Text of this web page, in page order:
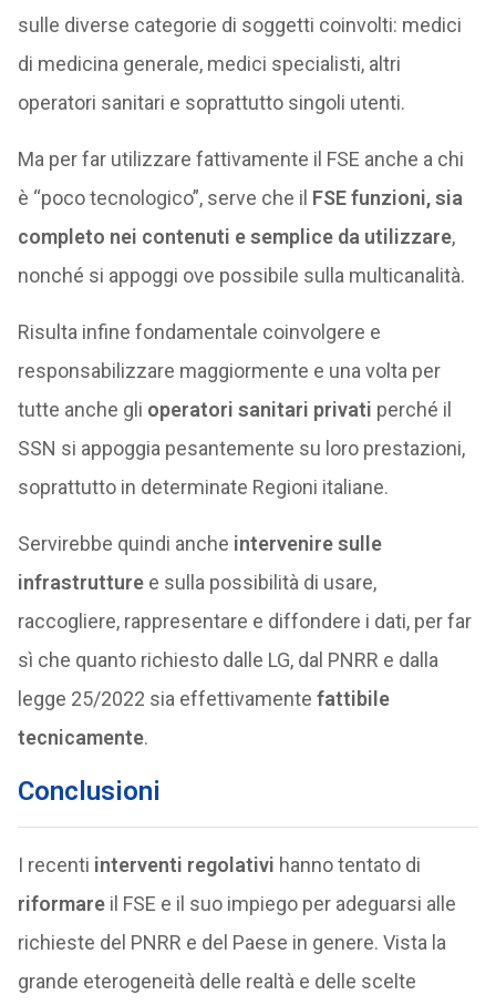
sulle diverse categorie di soggetti coinvolti: medici
di medicina generale, medici specialisti, altri
operatori sanitari e soprattutto singoli utenti.
Ma per far utilizzare fattivamente il FSE anche a chi
è “poco tecnologico”, serve che il FSE funzioni, sia
completo nei contenuti e semplice da utilizzare,
nonché si appoggi ove possibile sulla multicanalità.
Risulta infine fondamentale coinvolgere e
responsabilizzare maggiormente e una volta per
tutte anche gli operatori sanitari privati perché il
SSN si appoggia pesantemente su loro prestazioni,
soprattutto in determinate Regioni italiane.
Servirebbe quindi anche intervenire sulle
infrastrutturee sulla possibilità di usare,
raccogliere, rappresentare e diffondere i dati, per far
sì che quanto richiesto dalle LG, dal PNRR e dalla
legge 25/2022 sia effettivamente fattibile
tecnicamente.
Conclusioni
I recenti interventi regolativi hanno tentato di
riformareil FSE e il suo impiego per adeguarsi alle
richieste del PNRR e del Paese in genere. Vista la
grande eterogeneità delle realtà e delle scelte